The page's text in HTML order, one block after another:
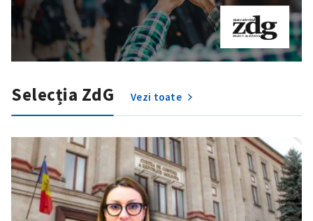
Selecția ZdG Vezi toate